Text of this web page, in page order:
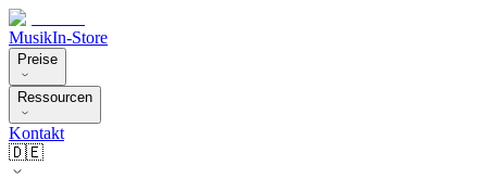
MusikIn-Store
Preise
Ressourcen
Kontakt
🇩🇪